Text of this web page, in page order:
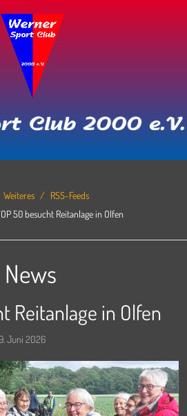
Weiteres
RSS-Feeds
50 besucht Reitanlage in Olfen
Reitanlage in Olfen
Juni 2026